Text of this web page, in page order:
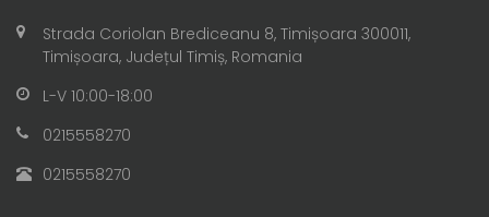
Strada Coriolan Brediceanu 8, Timișoara 300011,
Timișoara, Județul Timiș, Romania
L-V 10:00-18:00
0215558270
0215558270